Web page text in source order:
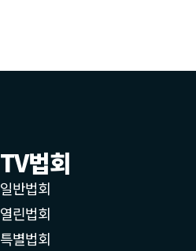
TV법회
일반법회
열린법회
특별법회